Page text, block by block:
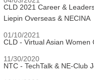
CLD 2021 Career &
Liepin Overseas & NECINA
01/10/2021
CLD - Virtual Asian Women
11/30/2020
NTC - TechTalk & NE-Club